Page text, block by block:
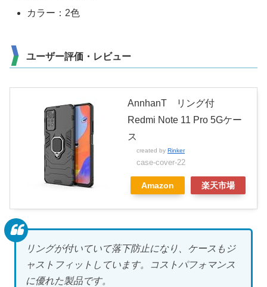
カラー：2色
ユーザー評価・レビュー
AnnhanT リング付
Redmi Note 11 Pro 5Gケー
ス
created by Rinker
case-cover-22
Amazon 楽天市場
リングが付いていて落下防止になり、ケースもジ
ャストフィットしています。コストパフォマンス
に優れた製品です。